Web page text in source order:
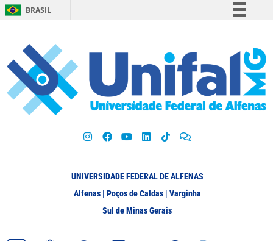
BRASIL
Participe
Acesso à informação
Legislação
UNIVERSIDADE FEDERAL DE ALFENAS
Alfenas | Poços de Caldas | Varginha
Sul de Minas Gerais